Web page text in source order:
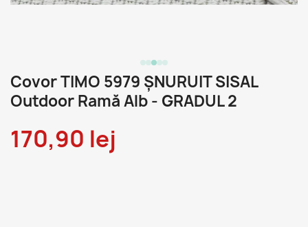
Covor TIMO 5979 ȘNURUIT SISAL
Outdoor Ramă Alb - GRADUL 2
170,90 lej